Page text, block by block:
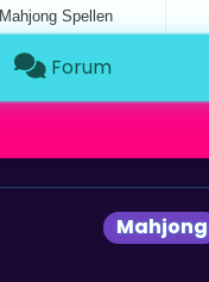
Mahjong Spellen
Forum
Mahjong